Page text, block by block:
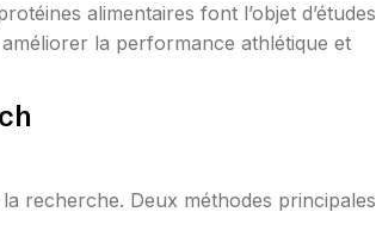
alimentaires font l’objet d’études
la performance athlétique et
recherche. Deux méthodes principales